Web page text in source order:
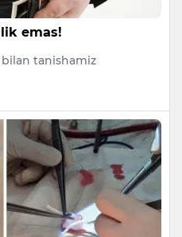
emas!
tanishamiz